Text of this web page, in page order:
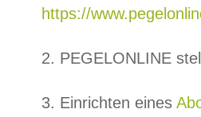
https://
2. PEGELONLINE
3. Einrichten eines